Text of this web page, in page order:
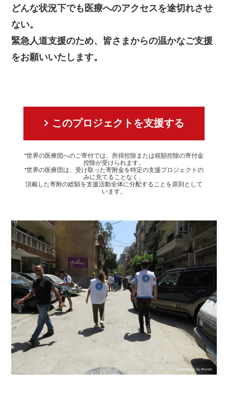
どんな状況下でも医療へのアクセスを途切れさせ
ない。
緊急人道支援のため、皆さまからの温かなご支援
をお願いいたします。
このプロジェクトを支援する
*世界の医療団へのご寄付では、所得控除または税額控除の寄付金
控除が受けられます。
*世界の医療団は、受け取った寄附金を特定の支援プロジェクトの
みに充てることなく、
頂戴した寄附の総額を支援活動全体に分配することを原則として
います。